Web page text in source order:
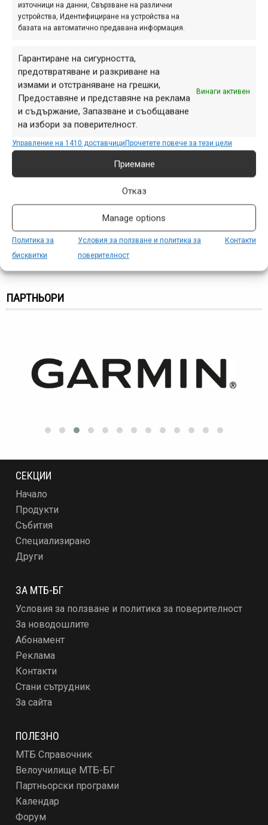
източници на данни, Свързване на различни
устройства, Идентифициране на устройства на
базата на автоматично предавана информация.
Гарантиране на сигурността,
предотвратяване и разкриване на
измами и отстраняване на грешки,
Предоставяне и представяне на реклама
и съдържание, Запазване и съобщаване
на избори за поверителност.
Винаги активен
Управление на 1410 доставчициПрочетете повече за тези цели
Приемане
Отказ
Manage options
Политика за
бисквитки
Условия за ползване и политика за
поверителност
Контакти
Снимка на деня | 05.08.2026
ПАРТНЬОРИ
СЕКЦИИ
Начало
Продукти
Събития
Специализирано
Други
ЗА МТБ-БГ
Условия за ползване и политика за поверителност
За новодошлите
Абонамент
Реклама
Контакти
Стани сътрудник
За сайта
ПОЛЕЗНО
МТБ Справочник
Велоучилище МТБ-БГ
Партньорски програми
Календар
Форум